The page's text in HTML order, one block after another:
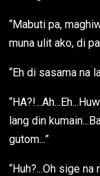
“Mabuti pa,
muna ulit ako, di
“Eh di sasama na
lang din
gutom...”
“Huh?...Oh sige na